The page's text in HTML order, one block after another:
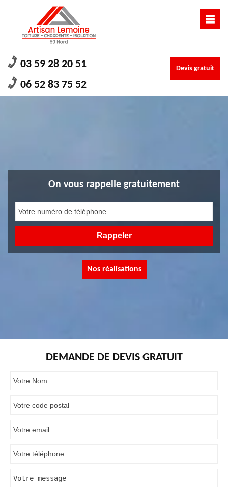
03 59 28 20 51
06 52 83 75 52
Devis gratuit
On vous rappelle gratuitement
Nos réalisations
DEMANDE DE DEVIS GRATUIT